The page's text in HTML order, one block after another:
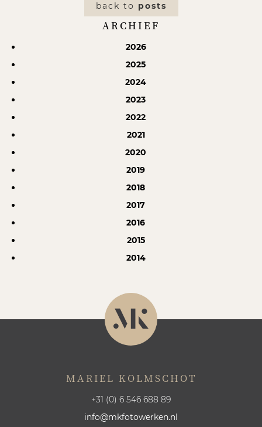
back to posts
ARCHIEF
2026
2025
2024
2023
2022
2021
2020
2019
2018
2017
2016
2015
2014
MARIEL KOLMSCHOT
+31 (0) 6 546 688 89
info@mkfotowerken.nl